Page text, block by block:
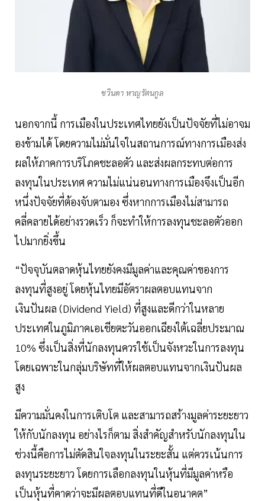
ชวินดา หาญรัตนกูล
นอกจากนี้ การเมืองในประเทศไทยยังเป็นปัจจัยที่ไม่อาจม
องข้ามได้ โดยความไม่มั่นใจในสถานการณ์ทางการเมืองส่ง
ผลให้ภาคการบริโภคชะลอตัว และส่งผลกระทบต่อการ
ลงทุนในประเทศ ความไม่แน่นอนทางการเมืองจึงเป็นอีก
หนึ่งปัจจัยที่ต้องจับตามอง ซึ่งหากการเมืองไม่สามารถ
คลี่คลายได้อย่างรวดเร็ว ก็จะทำให้การลงทุนชะลอตัวออก
ไปมากยิ่งขึ้น
“ปัจจุบันตลาดหุ้นไทยยังคงมีมูลค่าและคุณค่าของการ
ลงทุนที่สูงอยู่ โดยหุ้นไทยมีอัตราผลตอบแทนจาก
เงินปันผล (Dividend Yield) ที่สูงและดีกว่าในหลาย
ประเทศในภูมิภาคเอเชียตะวันออกเฉียงใต้เฉลี่ยประมาณ
10% ซึ่งเป็นสิ่งที่นักลงทุนควรใช้เป็นจังหวะในการลงทุน
โดยเฉพาะในกลุ่มบริษัทที่ให้ผลตอบแทนจากเงินปันผล
สูง
มีความมั่นคงในการเติบโต และสามารถสร้างมูลค่าระยะยาว
ให้กับนักลงทุน อย่างไรก็ตาม สิ่งสำคัญสำหรับนักลงทุนใน
ช่วงนี้คือการไม่ตัดสินใจลงทุนในระยะสั้น แต่ควรเน้นการ
ลงทุนระยะยาว โดยการเลือกลงทุนในหุ้นที่มีมูลค่าหรือ
เป็นหุ้นที่คาดว่าจะมีผลตอบแทนที่ดีในอนาคต”